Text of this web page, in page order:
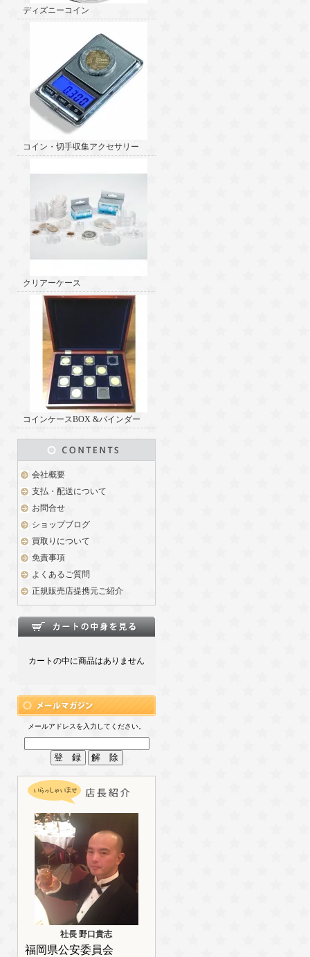
ディズニーコイン
コイン・切手収集アクセサリー
クリアーケース
コインケースBOX &バインダー
会社概要
支払・配送について
お問合せ
ショップブログ
買取りについて
免責事項
よくあるご質問
正規販売店提携元ご紹介
カートの中に商品はありません
メールアドレスを入力してください。
社長 野口貴志
福岡県公安委員会